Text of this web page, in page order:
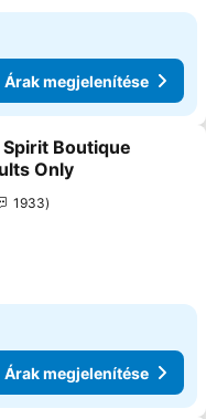
Árak megjelenítése
a kedvencekhez
Boutique
Only
1933
Árak megjelenítése